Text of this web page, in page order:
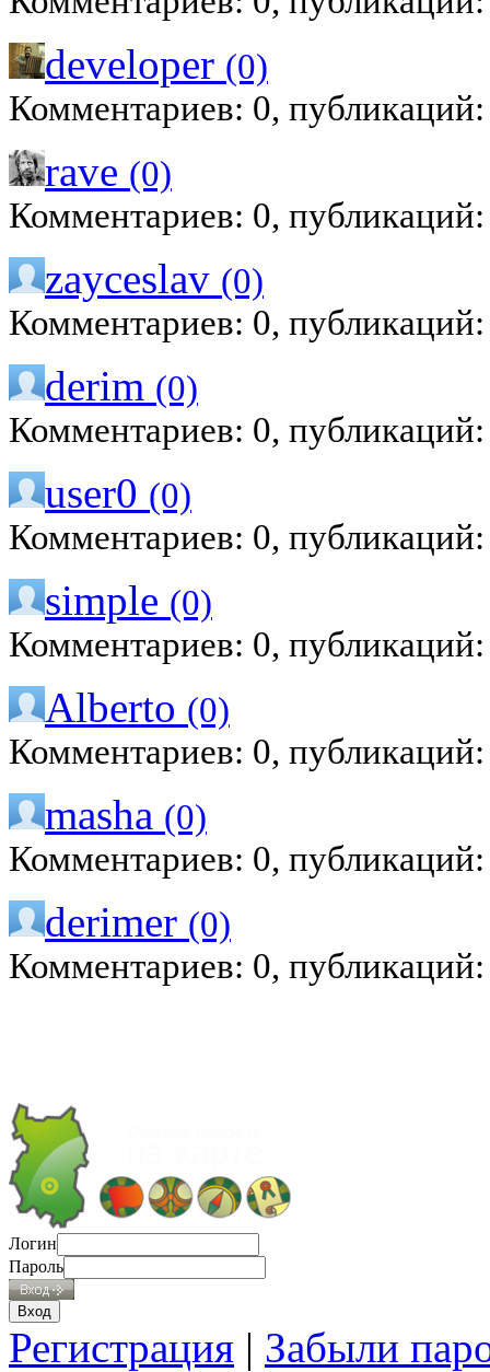
developer (0)
Комментариев: 0,
rave (0)
Комментариев: 0,
zayceslav (0)
Комментариев: 0,
derim (0)
Комментариев: 0,
user0 (0)
Комментариев: 0,
simple (0)
Комментариев: 0,
Alberto (0)
Комментариев: 0,
masha (0)
Комментариев: 0,
derimer (0)
Комментариев: 0,
Логин
Пароль
Регистрация | Забыли